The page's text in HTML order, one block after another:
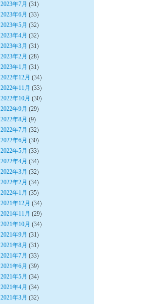
2023年7月 (31)
2023年6月 (33)
2023年5月 (32)
2023年4月 (32)
2023年3月 (31)
2023年2月 (28)
2023年1月 (31)
2022年12月 (34)
2022年11月 (33)
2022年10月 (30)
2022年9月 (29)
2022年8月 (9)
2022年7月 (32)
2022年6月 (30)
2022年5月 (33)
2022年4月 (34)
2022年3月 (32)
2022年2月 (34)
2022年1月 (35)
2021年12月 (34)
2021年11月 (29)
2021年10月 (34)
2021年9月 (31)
2021年8月 (31)
2021年7月 (33)
2021年6月 (39)
2021年5月 (34)
2021年4月 (34)
2021年3月 (32)